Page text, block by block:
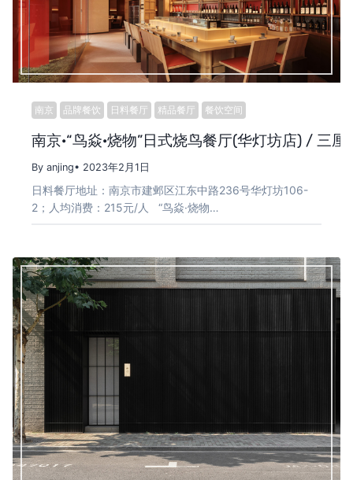
南京 品牌餐饮 日料餐厅 精品餐厅 餐饮空间
南京·“鸟焱·烧物”日式烧鸟餐厅(华灯坊店) / 三厘
By anjing• 2023年2月1日
日料餐厅地址：南京市建邺区江东中路236号华灯坊106-
2；人均消费：215元/人 “鸟焱·烧物…